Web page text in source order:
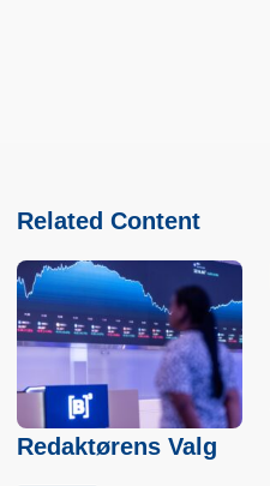
Related Content
Redaktørens Valg